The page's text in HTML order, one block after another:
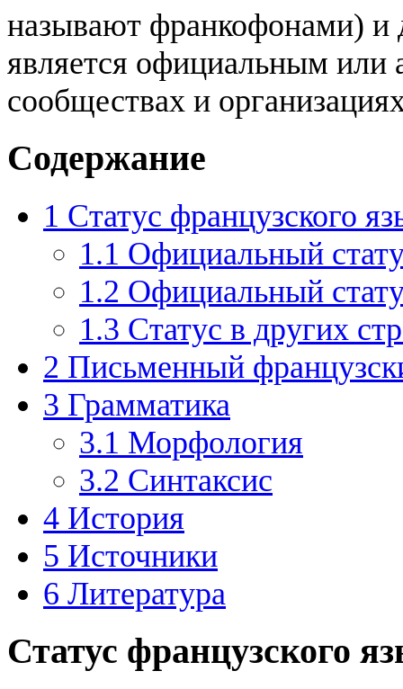
называют франкофонами) и
является официальным
сообществах и
Содержание
1 Статус французского
1.1 Официальный
1.2 Официальный
1.3 Статус в других
2 Письменный
3 Грамматика
3.1 Морфология
3.2 Синтаксис
4 История
5 Источники
6 Литература
Статус французского